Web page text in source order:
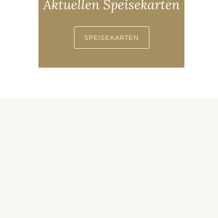
Aktuellen Speisekarten
SPEISEKARTEN